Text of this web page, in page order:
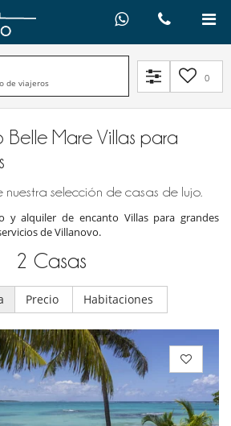
de viajeros 0
Belle Mare Villas para
nuestra selección de casas de lujo.
y alquiler de encanto Villas para grandes
de Villanovo.
2 Casas
Precio Habitaciones